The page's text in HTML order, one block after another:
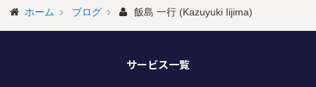
ホーム ブログ 飯島 一行 (Kazuyuki Iijima)
サービス一覧